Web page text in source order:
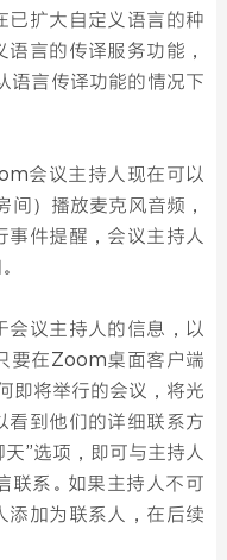
已扩大自定义语言的种
言的传译服务功能，
语言传译功能的情况下
会议主持人现在可以
）播放麦克风音频，
事件提醒，会议主持人
会议主持人的信息，以
要在Zoom桌面客户端
即将举行的会议，将光
看到他们的详细联系方
”选项，即可与主持人
系。如果主持人不可
添加为联系人，在后续